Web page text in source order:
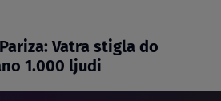
Vatra stigla do
1.000 ljudi